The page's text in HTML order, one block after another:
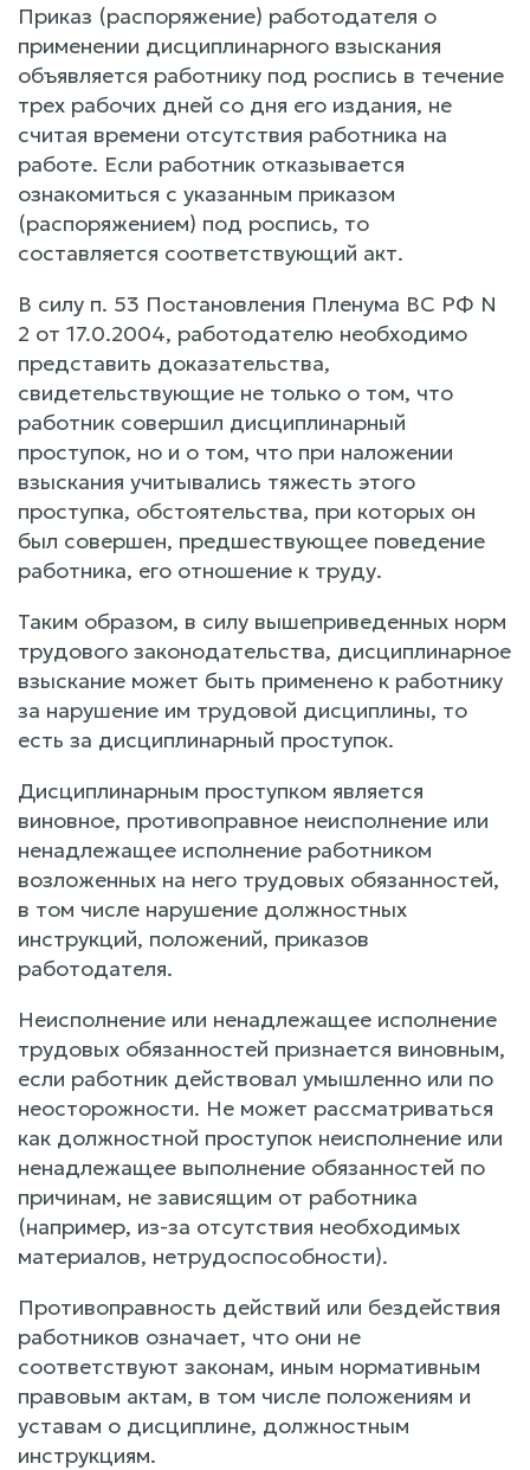
Приказ (распоряжение) работодателя о
применении дисциплинарного взыскания
объявляется работнику под роспись в течение
трех рабочих дней со дня его издания, не
считая времени отсутствия работника на
работе. Если работник отказывается
ознакомиться с указанным приказом
(распоряжением) под роспись, то
составляется соответствующий акт.
В силу п. 53 Постановления Пленума ВС РФ N
2 от 17.0.2004, работодателю необходимо
представить доказательства,
свидетельствующие не только о том, что
работник совершил дисциплинарный
проступок, но и о том, что при наложении
взыскания учитывались тяжесть этого
проступка, обстоятельства, при которых он
был совершен, предшествующее поведение
работника, его отношение к труду.
Таким образом, в силу вышеприведенных норм
трудового законодательства, дисциплинарное
взыскание может быть применено к работнику
за нарушение им трудовой дисциплины, то
есть за дисциплинарный проступок.
Дисциплинарным проступком является
виновное, противоправное неисполнение или
ненадлежащее исполнение работником
возложенных на него трудовых обязанностей,
в том числе нарушение должностных
инструкций, положений, приказов
работодателя.
Неисполнение или ненадлежащее исполнение
трудовых обязанностей признается виновным,
если работник действовал умышленно или по
неосторожности. Не может рассматриваться
как должностной проступок неисполнение или
ненадлежащее выполнение обязанностей по
причинам, не зависящим от работника
(например, из-за отсутствия необходимых
материалов, нетрудоспособности).
Противоправность действий или бездействия
работников означает, что они не
соответствуют законам, иным нормативным
правовым актам, в том числе положениям и
уставам о дисциплине, должностным
инструкциям.